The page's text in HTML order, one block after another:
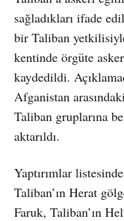
sağladıkları ifade
bir Taliban
kentinde örgüte
kaydedildi.
Afganistan
Taliban gruplarına
aktarıldı.
Yaptırımlar
Taliban’ın Herat
Faruk, Taliban’ın